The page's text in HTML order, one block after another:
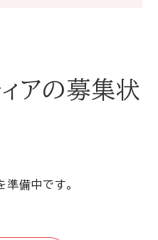
アの募集状
備中です。